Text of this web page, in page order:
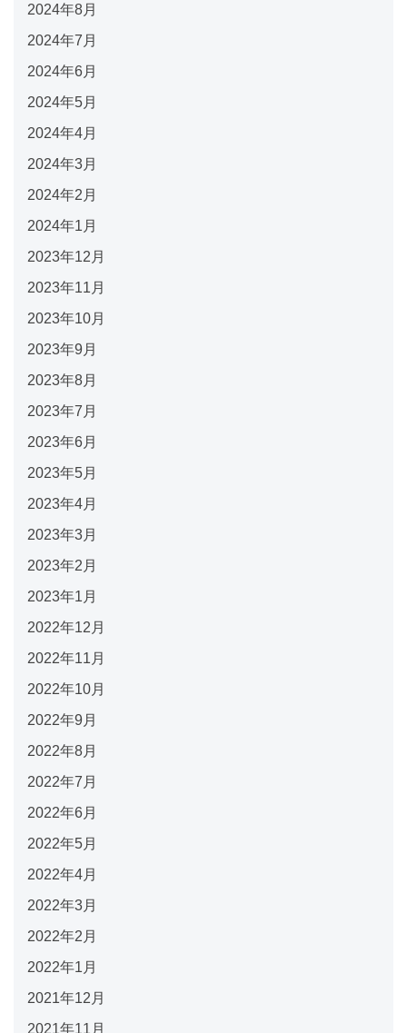
2024年8月
2024年7月
2024年6月
2024年5月
2024年4月
2024年3月
2024年2月
2024年1月
2023年12月
2023年11月
2023年10月
2023年9月
2023年8月
2023年7月
2023年6月
2023年5月
2023年4月
2023年3月
2023年2月
2023年1月
2022年12月
2022年11月
2022年10月
2022年9月
2022年8月
2022年7月
2022年6月
2022年5月
2022年4月
2022年3月
2022年2月
2022年1月
2021年12月
2021年11月